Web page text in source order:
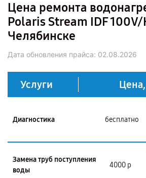
Цена ремонта
Polaris Stream IDF 100V/
Челябинске
Дата обновления прайса: 02.08.2026
Услуги
Диагностика бесплатно
Замена труб поступления
воды
4000 р